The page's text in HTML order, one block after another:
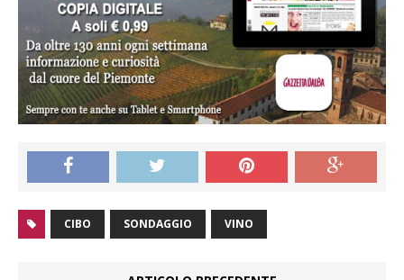
CIBO SONDAGGIO VINO